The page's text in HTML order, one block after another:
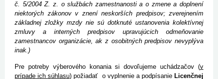
č. 5/2004 Z. z. o službách zamestnanosti a o zmene a doplnení
niektorých zákonov v znení neskorších predpisov; zverejnením
základnej zložky mzdy nie sú dotknuté ustanovenia kolektívnej
zmluvy a interných predpisov upravujúcich odmeňovanie
zamestnancov organizácie, ak z osobitných predpisov nevyplýva
inak.)
Pre potreby výberového konania si dovoľujeme uchádzačov (v
prípade ich súhlasu) požiadať o vyplnenie a podpísanie Licenčnej